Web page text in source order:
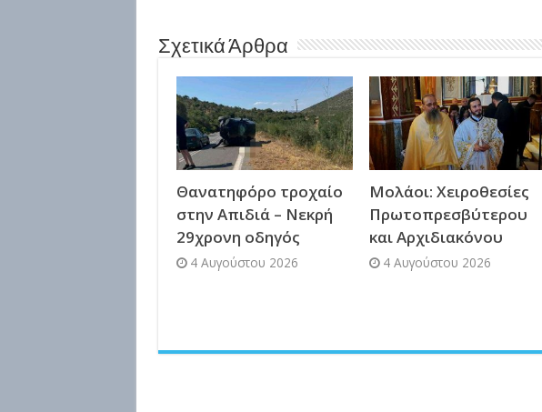
Σχετικά Άρθρα
Θανατηφόρο τροχαίο
στην Απιδιά – Νεκρή
29χρονη οδηγός
4 Αυγούστου 2026
Μολάοι: Χειροθεσίες
Πρωτοπρεσβύτερου
και Αρχιδιακόνου
4 Αυγούστου 2026